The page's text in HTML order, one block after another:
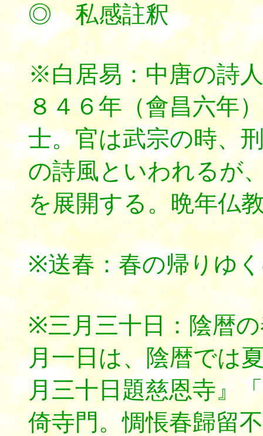
◎ 私感註釈
※白居易：中唐の詩
８４６年（會昌六年
士。官は武宗の時、
の詩風といわれるが
を展開する。晩年仏
※送春：春の帰りゆ
※三月三十日：陰暦
月一日は、陰暦では
月三十日題慈恩寺』
倚寺門。惆悵春歸留